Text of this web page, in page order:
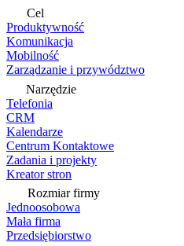
Cel
Produktywność
Komunikacja
Mobilność
Zarządzanie i przywództwo
Narzędzie
Telefonia
CRM
Kalendarze
Centrum Kontaktowe
Zadania i projekty
Kreator stron
Rozmiar firmy
Jednoosobowa
Mała firma
Przedsiębiorstwo